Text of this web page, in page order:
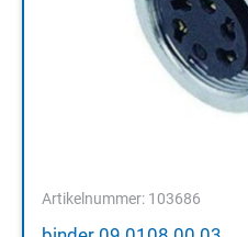
Artikelnummer: 103686